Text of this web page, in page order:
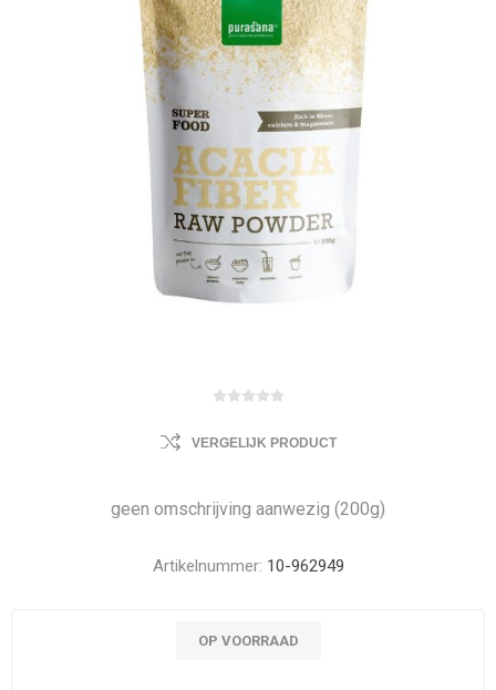
VERGELIJK PRODUCT
geen omschrijving aanwezig (200g)
Artikelnummer: 10-962949
OP VOORRAAD